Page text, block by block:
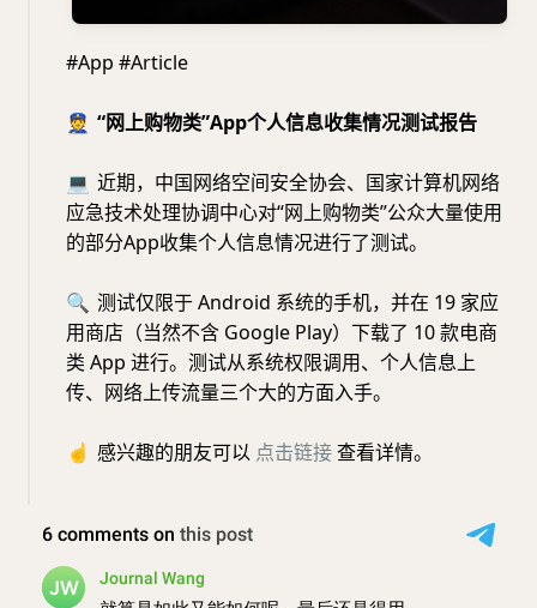
#App #Article
👮 “网上购物类”App个人信息收集情况测试报告
💻 近期，中国网络空间安全协会、国家计算机网络
应急技术处理协调中心对“网上购物类”公众大量使用
的部分App收集个人信息情况进行了测试。
🔍 测试仅限于 Android 系统的手机，并在 19 家应
用商店（当然不含 Google Play）下载了 10 款电商
类 App 进行。测试从系统权限调用、个人信息上
传、网络上传流量三个大的方面入手。
☝️ 感兴趣的朋友可以 点击链接查看详情。